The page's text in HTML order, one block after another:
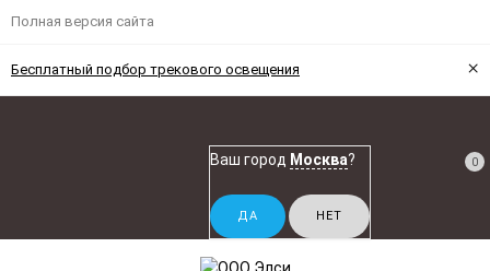
Полная версия сайта
Бесплатный подбор трекового освещения ×
Ваш город Москва? 0